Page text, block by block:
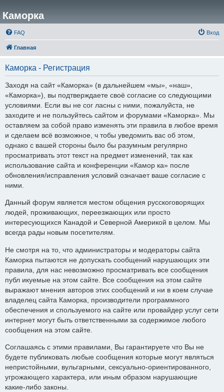
Каморка
FAQ Вход
Главная
Каморка - Регистрация
Заходя на сайт «Каморка» (в дальнейшем «мы», «наш»,
«Каморка»), вы подтверждаете своё согласие со следующими
условиями. Если вы не сог ласны с ними, пожалуйста, не
заходите и не пользуйтесь сайтом и форумами «Каморка». Мы
оставляем за собой право изменять эти правила в любое время
и сделаем всё возможное, ч тобы уведомить вас об этом,
однако с вашей стороны было бы разумным регулярно
просматривать этот текст на предмет изменений, так как
использование сайта и конференции «Камор ка» после
обновления/исправления условий означает ваше согласие с
ними.
Данный форум является местом общения русскоговорящих
людей, проживающих, переезжающих или просто
интересующихся Канадой и Северной Америкой в целом. Мы
всегда рады новым посетителям.
Не смотря на то, что администраторы и модераторы сайта
Каморка пытаются не допускать сообщений нарушающих эти
правила, для нас невозможно просматривать все сообщения
публ икуемые на этом сайте. Все сообщения на этом сайте
выражают мнения авторов этих сообщений и ни в коем случае
владелец сайта Каморка, производители программного
обеспечения и спользуемого на сайте или провайдер услуг сети
интернет могут быть ответственными за содержимое любого
сообщения на этом сайте.
Соглашаясь с этими правилами, Вы гарантируете что Вы не
будете публиковать любые сообщения которые могут являться
непристойными, вульгарными, сексуально-ориентированного,
угрожающего характера, или иным образом нарушающие
какие-либо законы.